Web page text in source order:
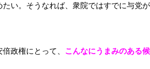
い。そうなれば、衆院ではすでに与党
政権にとって、 こんなにうまみのある